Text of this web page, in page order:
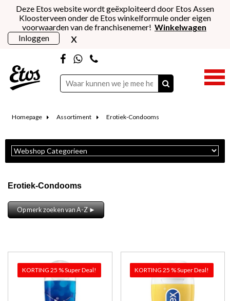
Deze Etos website wordt geëxploiteerd door Etos Assen
Kloosterveen onder de Etos winkelformule onder eigen
voorwaarden van de franchisenemer! Winkelwagen
Inloggen
x
Homepage Assortiment Erotiek-Condooms
Erotiek-Condooms
Op merk zoeken van A-Z ►
KORTING 25 % Super Deal! KORTING 25 % Super Deal!